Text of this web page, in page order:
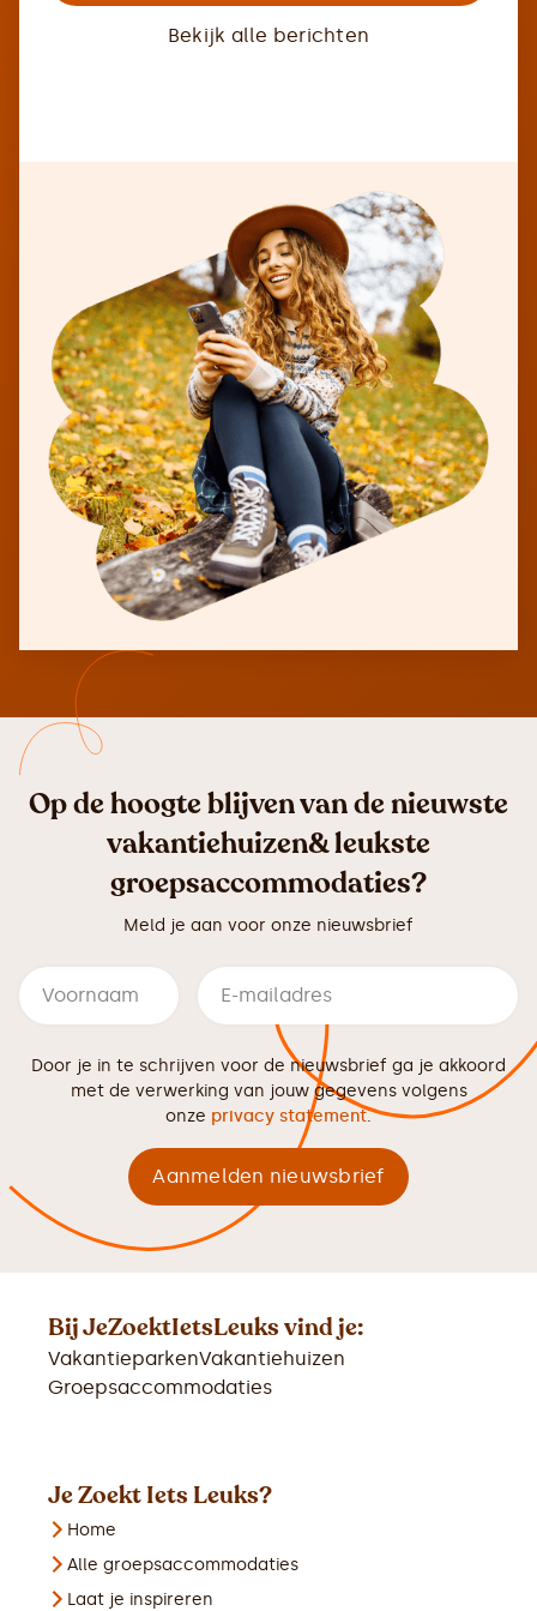
Bekijk alle berichten
Op de hoogte blijven van de nieuwste
vakantiehuizen& leukste
groepsaccommodaties?
Meld je aan voor onze nieuwsbrief
Door je in te schrijven voor de nieuwsbrief ga je akkoord
met de verwerking van jouw gegevens volgens
onze privacy statement.
Bij JeZoektIetsLeuks vind je:
VakantieparkenVakantiehuizen
Groepsaccommodaties
Je Zoekt Iets Leuks?
Home
Alle groepsaccommodaties
Laat je inspireren